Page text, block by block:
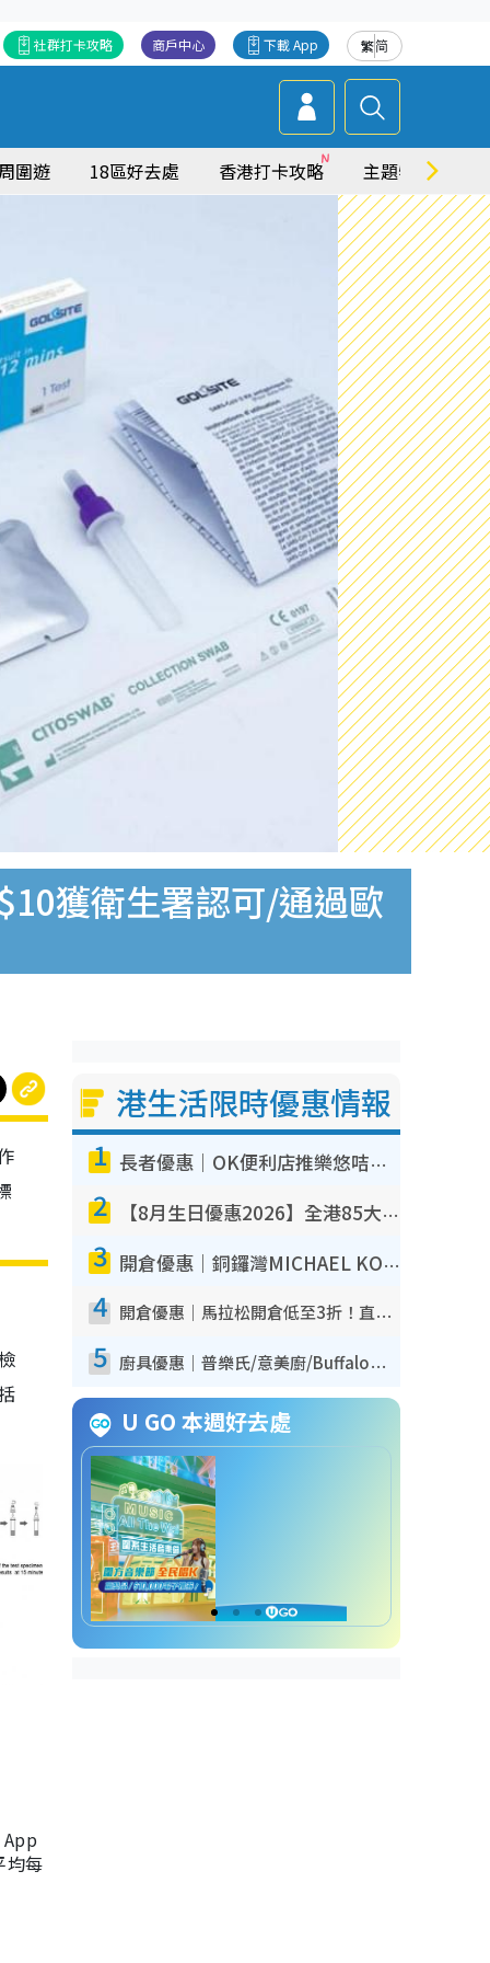
繁简
下載 App
商戶中心
社群打卡攻略
圍遊 18區好去處 香港打卡攻略 主題特集
獲衛生署認可/通過歐
均每
港生活限時優惠情報
1 長者優惠｜OK便利店推樂悠咭優惠！買麵包/牛奶/保健品拍卡即減
2 【8月生日優惠2026】全港85大食買玩著數攻略 自助餐/火鍋放題同行免費＋誠品/DONKI送現金券
3 開倉優惠｜銅鑼灣MICHAEL KORS開倉低至17折！直擊$500起買手袋/銀包/鞋款 必買經典Jet Set系列
4 開倉優惠｜馬拉松開倉低至3折！直擊$99起買adidas／New Balance／Puma鞋款 STANLEY保溫杯劈價至$119起
5 廚具優惠｜普樂氏/意美廚/Buffalo廚具低至3折！$89起買煎鍋／炒鑊／個人鍋 同場小家電激減至$99起
U GO 本週好去處